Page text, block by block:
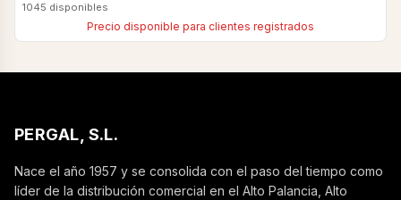
1045 disponibles
Precio disponible para clientes registrados
PERGAL, S.L.
Nace el año 1957 y se consolida con el paso del tiempo como
líder de la distribución comercial en el Alto Palancia, Alto